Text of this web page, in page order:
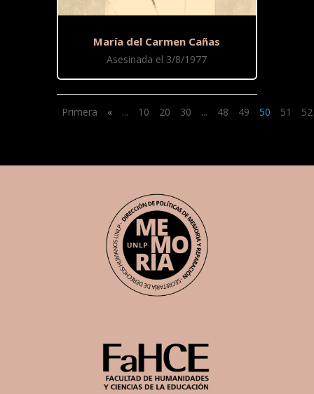
María del Carmen Cañas
Asesinada el 3/8/1977
Primera « ... 10 20 30 ... 48 49 50 51 52